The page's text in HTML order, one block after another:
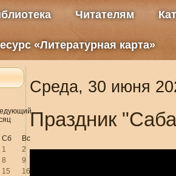
Читателям
«Литературная карта»
Сб
Вс
1
2
8
9
15
16
Среда, 30 июня
Праздник